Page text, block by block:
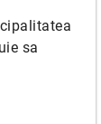
sa